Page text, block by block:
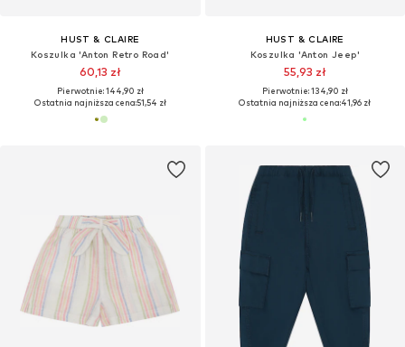
HUST & CLAIRE
Koszulka 'Anton Retro Road'
60,13 zł
Pierwotnie: 144,90 zł
Ostatnia najniższa cena:51,54 zł
HUST & CLAIRE
Koszulka 'Anton Jeep'
55,93 zł
Pierwotnie: 134,90 zł
Ostatnia najniższa cena:41,96 zł